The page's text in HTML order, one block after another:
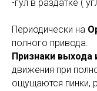
-гул в раздатке (
Периодически на
полного привода.
Признаки
движения при
ощущаются пинки,